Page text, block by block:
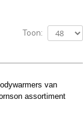
Toon:
van
assortiment